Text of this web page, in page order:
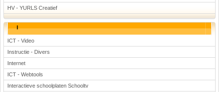
HV - YURLS Creatief
I
ICT - Video
Instructie - Divers
Internet
ICT - Webtools
Interactieve schoolplaten Schooltv